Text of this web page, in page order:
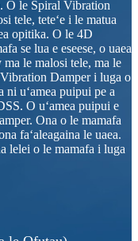
O le Spiral Vibration
tele, teteʻe i le matua
opitika. O le 4D
se lua e eseese, o uaea
ma le malosi tele, ma le
Damper i luga o
ni uʻamea puipui pe a
O uʻamea puipui e
Ona o le mamafa
faʻaleagaina le uaea.
lelei o le mamafa i luga